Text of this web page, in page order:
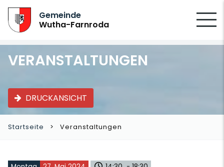
Gemeinde
Wutha-Farnroda
VERANSTALTUNGEN
DRUCKANSICHT
Startseite Veranstaltungen